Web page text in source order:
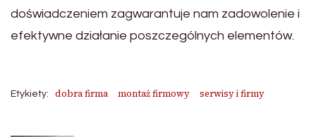
doświadczeniem zagwarantuje nam zadowolenie i
efektywne działanie poszczególnych elementów.
Etykiety: dobra firma montaż firmowy serwisy i firmy